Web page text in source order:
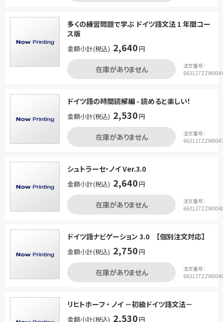
多くの練習問題で学ぶ ドイツ語文法 1 年間コー
ス版
金額小計(税込) 2,640円
在庫がありません
注文番号：
ドイツ語の時間読解編 - 読めると楽しい！
金額小計(税込) 2,530円
在庫がありません
注文番号：
シュトラーセ・ノイ Ver.3.0
金額小計(税込) 2,640円
在庫がありません
注文番号：
ドイツ語ナビゲーション 3.0 【個別注文対応】
金額小計(税込) 2,750円
在庫がありません
注文番号：
リヒトホーフ ・ ノイ －初級ドイツ語文法－
金額小計(税込) 2,530円